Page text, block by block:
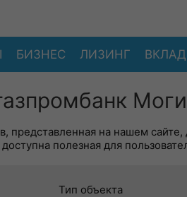
БИЗНЕС ЛИЗИНГ
представленная на нашем
полезная для
Тип объекта